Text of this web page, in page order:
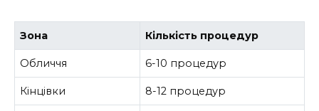
Зона Кількість процедур
Обличчя 6-10 процедур
Кінцівки 8-12 процедур